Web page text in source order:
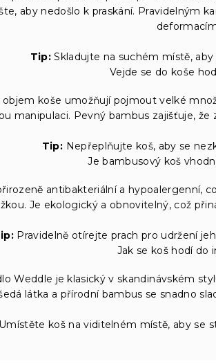
aby nedošlo k praskání. Pravidelným
Tip: Skladujte na suchém místě,
Vejde se do koše
objem koše umožňují pojmout velké
manipulaci. Pevný bambus zajišťuje,
Tip: Nepřeplňujte koš, aby se
Je bambusový koš
antibakteriální a hypoalergenní,
Je ekologický a obnovitelný, což
Pravidelně otírejte prach pro udržení
Jak se koš hodí do
Weddle je klasický v skandinávském
látka a přírodní bambus se snadno
Umístěte koš na viditelném místě, aby se